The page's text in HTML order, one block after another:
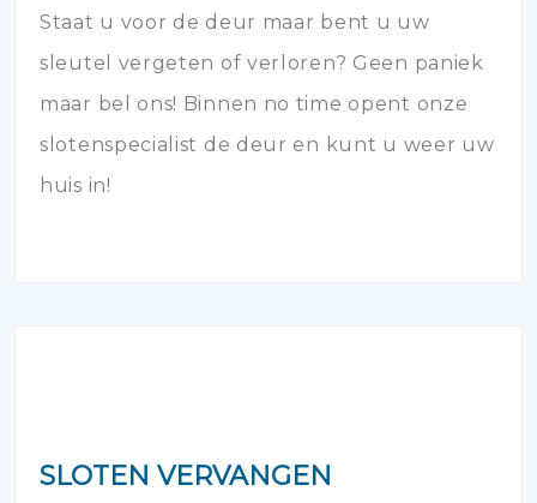
Staat u voor de deur maar bent u uw
sleutel vergeten of verloren? Geen paniek
maar bel ons! Binnen no time opent onze
slotenspecialist de deur en kunt u weer uw
huis in!
SLOTEN VERVANGEN